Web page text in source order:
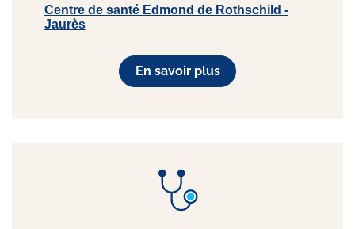
Centre de santé Edmond de Rothschild -
Jaurès
En savoir plus